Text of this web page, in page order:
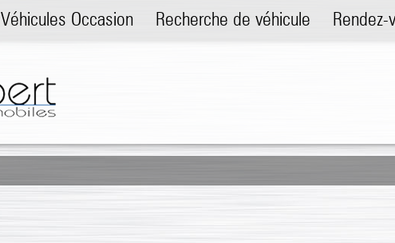
Véhicules Occasion Recherche de véhicule Rendez-